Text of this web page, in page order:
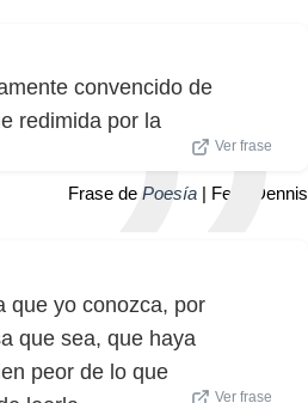
convencido de
redimida por la
Ver frase
Frase de Poesía | Felix Dennis
que yo conozca, por
que sea, que haya
peor de lo que
Ver frase